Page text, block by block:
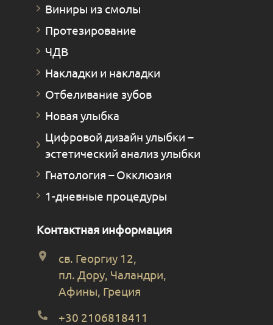
Виниры из смолы
Протезирование
ЧДВ
Накладки и накладки
Отбеливание зубов
Новая улыбка
Цифровой дизайн улыбки –
эстетический анализ улыбки
Гнатология – Окклюзия
1-дневные процедуры
Контактная информация
св. Георгиу 12,
пл. Дору, Чаландри,
Афины, Греция
+30 2106818411